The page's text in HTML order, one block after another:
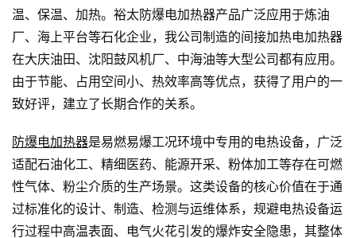
温、保温、加热。裕太防爆电加热器产品广泛应用于炼油
厂、海上平台等石化企业，我公司制造的间接加热电加热器
在大庆油田、沈阳鼓风机厂、中海油等大型公司都有应用。
由于节能、占用空间小、热效率高等优点，获得了用户的一
致好评，建立了长期合作的关系。
防爆电加热器是易燃易爆工况环境中专用的电热设备，广泛
适配石油化工、精细医药、能源开采、粉体加工等存在可燃
性气体、粉尘介质的生产场景。这类设备的核心价值在于通
过标准化的设计、制造、检测与运维体系，规避电热设备运
行过程中高温表面、电气火花引发的爆炸安全隐患，其整体